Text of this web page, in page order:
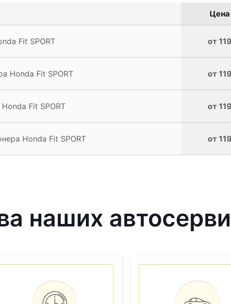
Цена
Fit SPORT от
Honda Fit SPORT от
Fit SPORT от
Honda Fit SPORT от
наших